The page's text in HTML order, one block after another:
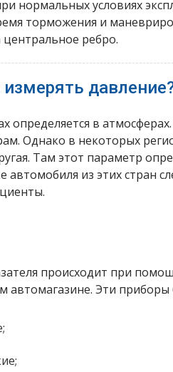
нормальных условиях
торможения и
центральное ребро.
определяется в
Однако в некоторых
Там этот параметр
автомобиля из этих стран
происходит при
автомагазине. Эти